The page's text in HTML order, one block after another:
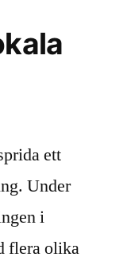
ett
Under
i
flera olika